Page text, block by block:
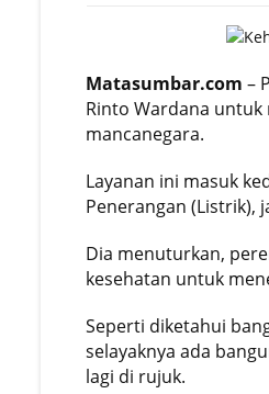
Matasumbar.com –
Rinto Wardana
mancanegara.
Layanan ini masuk
Penerangan (Listrik),
Dia menuturkan,
kesehatan untuk
Seperti diketahui
selayaknya ada
lagi di rujuk.